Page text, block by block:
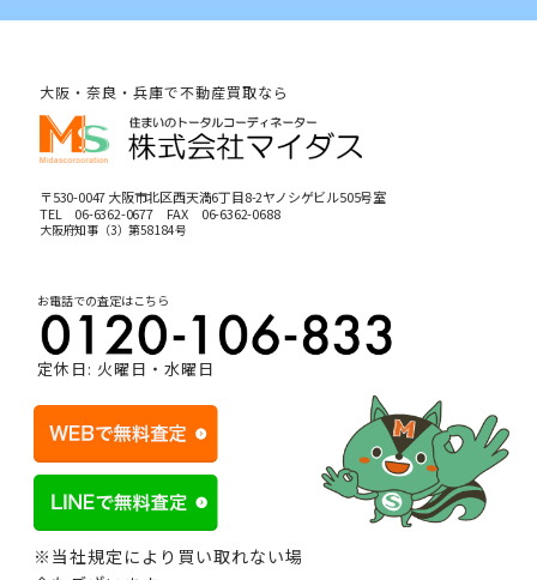
大阪・奈良・兵庫で不動産買取なら
〒530-0047 大阪市北区西天満6丁目8-2ヤノシゲビル505号室
TEL 06-6362-0677FAX 06-6362-0688
大阪府知事（3）第58184号
お電話での査定はこちら
定休日: 火曜日・水曜日
※当社規定により買い取れない場